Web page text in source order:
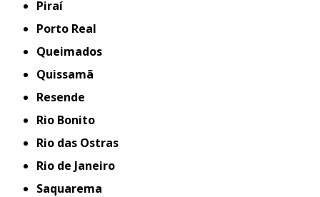
Piraí
Porto Real
Queimados
Quissamã
Resende
Rio Bonito
Rio das Ostras
Rio de Janeiro
Saquarema